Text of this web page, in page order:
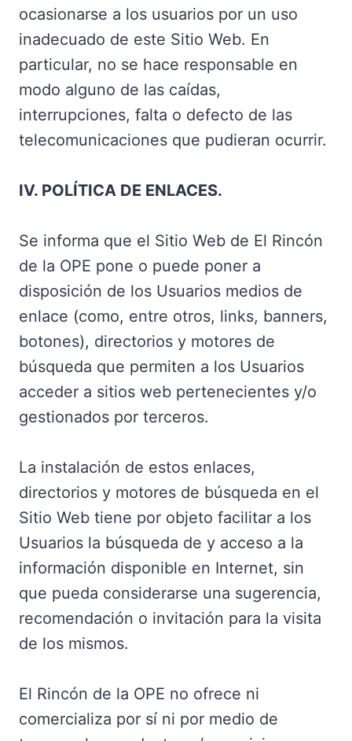
ocasionarse a los usuarios por un uso
inadecuado de este Sitio Web. En
particular, no se hace responsable en
modo alguno de las caídas,
interrupciones, falta o defecto de las
telecomunicaciones que pudieran ocurrir.
IV. POLÍTICA DE ENLACES.
Se informa que el Sitio Web de El Rincón
de la OPE pone o puede poner a
disposición de los Usuarios medios de
enlace (como, entre otros, links, banners,
botones), directorios y motores de
búsqueda que permiten a los Usuarios
acceder a sitios web pertenecientes y/o
gestionados por terceros.
La instalación de estos enlaces,
directorios y motores de búsqueda en el
Sitio Web tiene por objeto facilitar a los
Usuarios la búsqueda de y acceso a la
información disponible en Internet, sin
que pueda considerarse una sugerencia,
recomendación o invitación para la visita
de los mismos.
El Rincón de la OPE no ofrece ni
comercializa por sí ni por medio de